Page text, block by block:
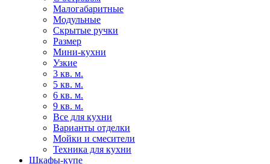
Малогабаритные
Модульные
Скрытые ручки
Размер
Мини-кухни
Узкие
3 кв. м.
5 кв. м.
6 кв. м.
9 кв. м.
Все для кухни
Варианты отделки
Мойки и смесители
Техника для кухни
Шкафы-купе